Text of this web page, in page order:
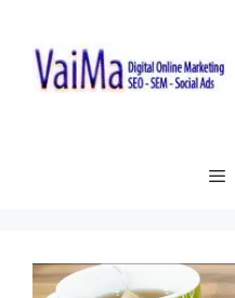
contenido